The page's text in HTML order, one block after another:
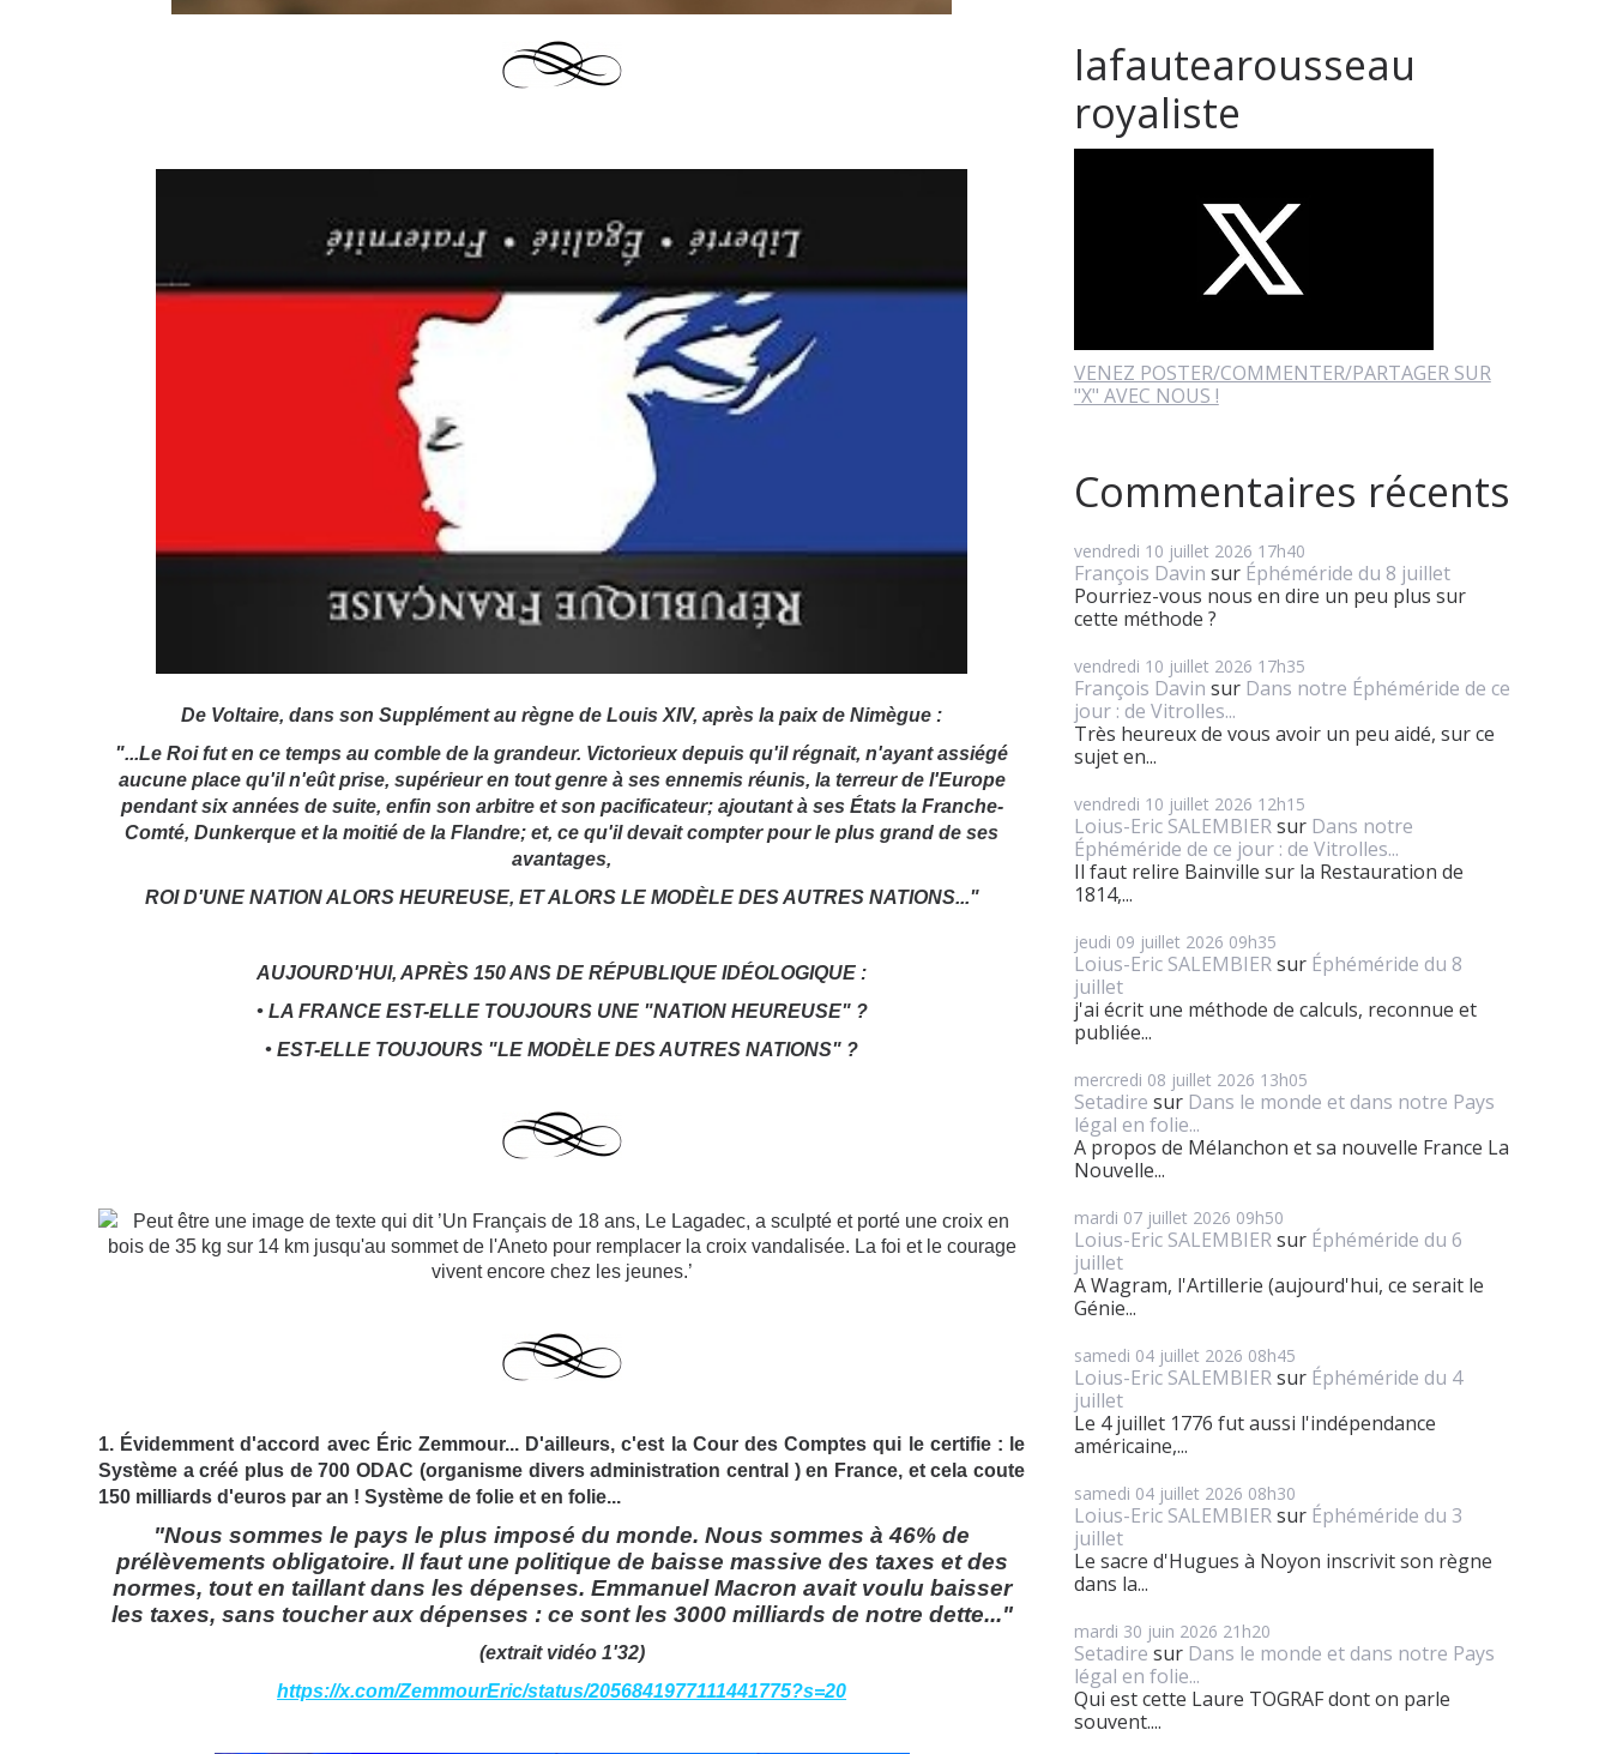
De Voltaire, dans son Supplément au règne de Louis XIV, après la paix de Nimègue :
"...Le Roi fut en ce temps au comble de la grandeur. Victorieux depuis qu'il régnait, n'ayant assiégé
aucune place qu'il n'eût prise, supérieur en tout genre à ses ennemis réunis, la terreur de l'Europe
pendant six années de suite, enfin son arbitre et son pacificateur; ajoutant à ses États la Franche-
Comté, Dunkerque et la moitié de la Flandre; et, ce qu'il devait compter pour le plus grand de ses
avantages,
ROI D'UNE NATION ALORS HEUREUSE, ET ALORS LE MODÈLE DES AUTRES NATIONS..."
AUJOURD'HUI, APRÈS 150 ANS DE RÉPUBLIQUE IDÉOLOGIQUE :
• LA FRANCE EST-ELLE TOUJOURS UNE "NATION HEUREUSE" ?
• EST-ELLE TOUJOURS "LE MODÈLE DES AUTRES NATIONS" ?
1. Évidemment d'accord avec Éric Zemmour... D'ailleurs, c'est la Cour des Comptes qui le certifie : le
Système a créé plus de 700 ODAC (organisme divers administration central ) en France, et cela coute
150 milliards d'euros par an ! Système de folie et en folie...
"Nous sommes le pays le plus imposé du monde. Nous sommes à 46% de
prélèvements obligatoire. Il faut une politique de baisse massive des taxes et des
normes, tout en taillant dans les dépenses. Emmanuel Macron avait voulu baisser
les taxes, sans toucher aux dépenses : ce sont les 3000 milliards de notre dette..."
(extrait vidéo 1'32)
https://x.com/ZemmourEric/status/2056841977111441775?s=20
lafautearousseau
royaliste
VENEZ POSTER/COMMENTER/PARTAGER SUR
"X" AVEC NOUS !
Commentaires récents
vendredi 10 juillet 2026 17h40
François Davin sur Éphéméride du 8 juillet
Pourriez-vous nous en dire un peu plus sur
cette méthode ?
vendredi 10 juillet 2026 17h35
François Davin sur Dans notre Éphéméride de ce
jour : de Vitrolles...
Très heureux de vous avoir un peu aidé, sur ce
sujet en...
vendredi 10 juillet 2026 12h15
Loius-Eric SALEMBIERsur Dans notre
Éphéméride de ce jour : de Vitrolles...
Il faut relire Bainville sur la Restauration de
1814,...
jeudi 09 juillet 2026 09h35
Loius-Eric SALEMBIERsur Éphéméride du 8
juillet
j'ai écrit une méthode de calculs, reconnue et
publiée...
mercredi 08 juillet 2026 13h05
Setadire sur Dans le monde et dans notre Pays
légal en folie...
A propos de Mélanchon et sa nouvelle France La
Nouvelle...
mardi 07 juillet 2026 09h50
Loius-Eric SALEMBIERsur Éphéméride du 6
juillet
A Wagram, l'Artillerie (aujourd'hui, ce serait le
Génie...
samedi 04 juillet 2026 08h45
Loius-Eric SALEMBIERsur Éphéméride du 4
juillet
Le 4 juillet 1776 fut aussi l'indépendance
américaine,...
samedi 04 juillet 2026 08h30
Loius-Eric SALEMBIERsur Éphéméride du 3
juillet
Le sacre d'Hugues à Noyon inscrivit son règne
dans la...
mardi 30 juin 2026 21h20
Setadire sur Dans le monde et dans notre Pays
légal en folie...
Qui est cette Laure TOGRAF dont on parle
souvent....